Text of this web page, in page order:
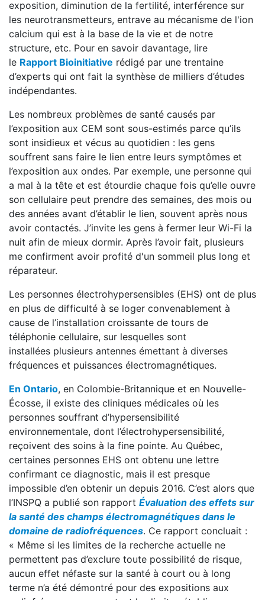
exposition, diminution de la fertilité, interférence sur
les neurotransmetteurs, entrave au mécanisme de l'ion
calcium qui est à la base de la vie et de notre
structure, etc. Pour en savoir davantage, lire
le Rapport Bioinitiative rédigé par une trentaine
d’experts qui ont fait la synthèse de milliers d’études
indépendantes.
Les nombreux problèmes de santé causés par
l’exposition aux CEM sont sous-estimés parce qu’ils
sont insidieux et vécus au quotidien : les gens
souffrent sans faire le lien entre leurs symptômes et
l’exposition aux ondes. Par exemple, une personne qui
a mal à la tête et est étourdie chaque fois qu’elle ouvre
son cellulaire peut prendre des semaines, des mois ou
des années avant d’établir le lien, souvent après nous
avoir contactés. J’invite les gens à fermer leur Wi-Fi la
nuit afin de mieux dormir. Après l’avoir fait, plusieurs
me confirment avoir profité d'un sommeil plus long et
réparateur.
Les personnes électrohypersensibles (EHS) ont de plus
en plus de difficulté à se loger convenablement à
cause de l’installation croissante de tours de
téléphonie cellulaire, sur lesquelles sont
installées plusieurs antennes émettant à diverses
fréquences et puissances électromagnétiques.
En Ontario, en Colombie-Britannique et en Nouvelle-
Écosse, il existe des cliniques médicales où les
personnes souffrant d’hypersensibilité
environnementale, dont l’électrohypersensibilité,
reçoivent des soins à la fine pointe. Au Québec,
certaines personnes EHS ont obtenu une lettre
confirmant ce diagnostic, mais il est presque
impossible d’en obtenir un depuis 2016. C’est alors que
l’INSPQ a publié son rapport Évaluation des effets sur
la santé des champs électromagnétiques dans le
domaine de radiofréquences. Ce rapport concluait :
« Même si les limites de la recherche actuelle ne
permettent pas d’exclure toute possibilité de risque,
aucun effet néfaste sur la santé à court ou à long
terme n’a été démontré pour des expositions aux